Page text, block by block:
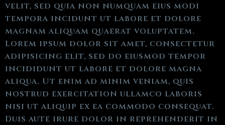
velit, sed quia non numquam eius modi
tempora incidunt ut labore et dolore
magnam aliquam quaerat voluptatem.
Lorem ipsum dolor sit amet, consectetur
adipisicing elit, sed do eiusmod tempor
incididunt ut labore et dolore magna
aliqua. Ut enim ad minim veniam, quis
nostrud exercitation ullamco laboris
nisi ut aliquip ex ea commodo consequat.
Duis aute irure dolor in reprehenderit in